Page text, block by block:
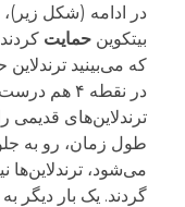
بیتکوین حمایت
در نقطه ۴
ترندلاین‌های قدیمی
طول زمان، رو به
می‌شود، ترندلاین‌ها
گردند. یک بار دیگر